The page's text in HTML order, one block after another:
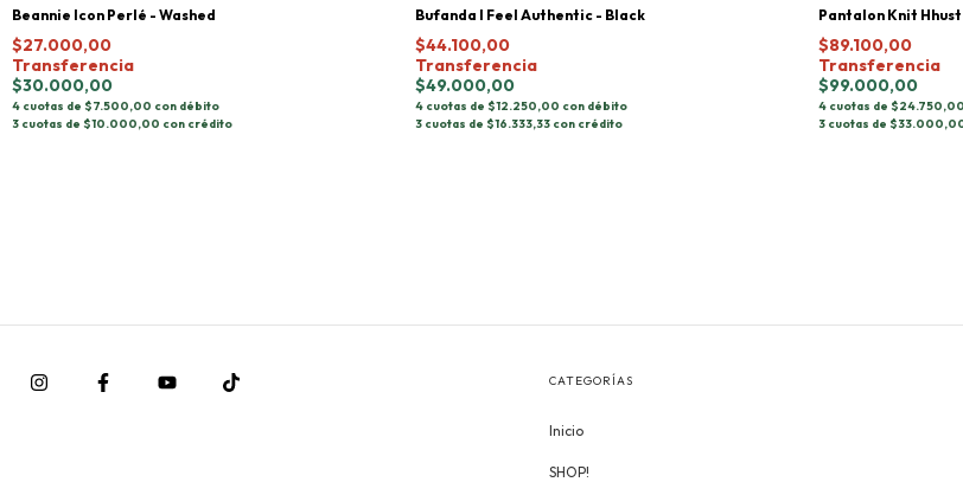
Beannie Icon Perlé - Washed
$27.000,00
Transferencia
$30.000,00
4 cuotas de $7.500,00 con débito
3 cuotas de $10.000,00 con crédito
Bufanda I Feel Authentic - Black
$44.100,00
Transferencia
$49.000,00
4 cuotas de $12.250,00 con débito
3 cuotas de $16.333,33 con crédito
Pantalon Knit
$89.100,00
Transferencia
$99.000,00
4 cuotas de
3 cuotas de
CATEGORÍAS
Inicio
SHOP!